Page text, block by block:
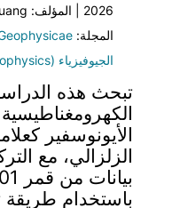
المجلة:
الجيوفيزياء (Geophysics)
تبحث هذه
الأيونوسفير
الزلزالي، مع